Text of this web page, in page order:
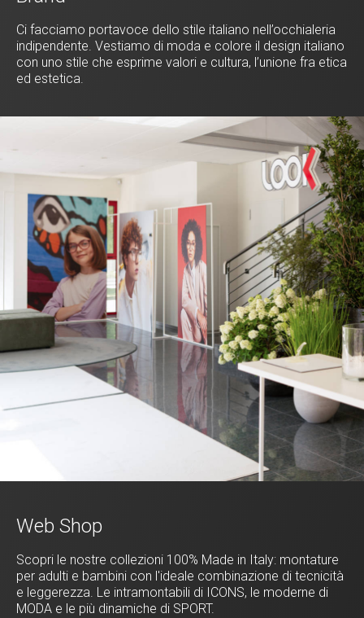
Ci facciamo portavoce dello stile italiano nell’occhialeria
indipendente. Vestiamo di moda e colore il design italiano
con uno stile che esprime valori e cultura, l’unione fra etica
ed estetica.
Web Shop
Scopri le nostre collezioni 100% Made in Italy: montature
per adulti e bambini con l'ideale combinazione di tecnicità
e leggerezza. Le intramontabili di ICONS, le moderne di
MODA e le più dinamiche di SPORT.